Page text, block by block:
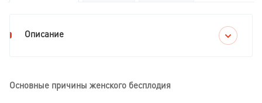
Описание
Основные причины женского бесплодия